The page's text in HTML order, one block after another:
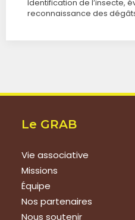
Identification de l’insecte,
reconnaissance des
Le GRAB
Vie associative
Missions
Équipe
Nos partenaires
Nous soutenir